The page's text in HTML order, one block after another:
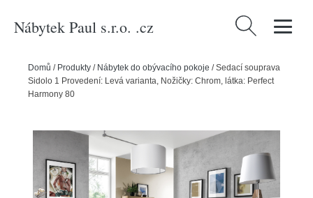
Nábytek Paul s.r.o. .cz Vyhledávání
Domů / Produkty / Nábytek do obývacího pokoje /Sedací souprava
Sidolo 1 Provedení: Levá varianta, Nožičky: Chrom, látka: Perfect
Harmony 80